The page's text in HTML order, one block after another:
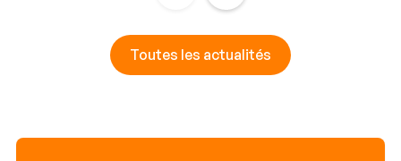
Toutes les actualités